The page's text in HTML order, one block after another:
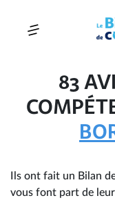
83
Ils ont fait un Bilan
vous font part de